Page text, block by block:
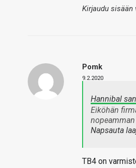
Kirjaudu
Pomk
9.2.2020
Hannibal
Eiköhän
Napsauta
TB4 on